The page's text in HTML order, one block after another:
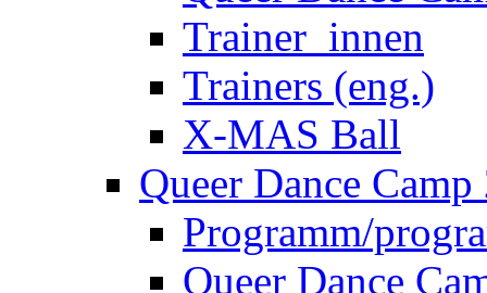
X-MAS Ball
Queer Dance
Programm/
Queer Dance
Trainer_innen
Trainers (eng.)